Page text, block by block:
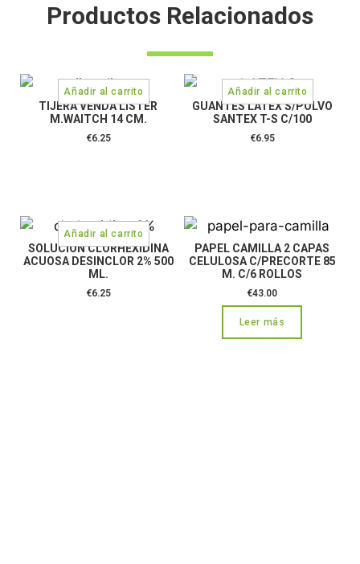
Productos Relacionados
TIJERA VENDA LISTER
M.WAITCH 14 CM.
€6.25
GUANTES LATEX S/POLVO
SANTEX T-S C/100
€6.95
SOLUCION CLORHEXIDINA
ACUOSA DESINCLOR 2% 500
ML.
€6.25
PAPEL CAMILLA 2 CAPAS
CELULOSA C/PRECORTE 85
M. C/6 ROLLOS
€43.00
Leer más